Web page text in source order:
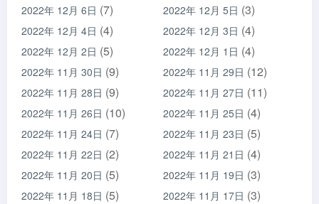
2022年 12月 6日 (7) 2022年 12月 5日 (3)
2022年 12月 4日 (4) 2022年 12月 3日 (4)
2022年 12月 2日 (5) 2022年 12月 1日 (4)
2022年 11月 30日 (9) 2022年 11月 29日 (12)
2022年 11月 28日 (9) 2022年 11月 27日 (11)
2022年 11月 26日 (10) 2022年 11月 25日 (4)
2022年 11月 24日 (7) 2022年 11月 23日 (5)
2022年 11月 22日 (2) 2022年 11月 21日 (4)
2022年 11月 20日 (5) 2022年 11月 19日 (3)
2022年 11月 18日 (5) 2022年 11月 17日 (3)